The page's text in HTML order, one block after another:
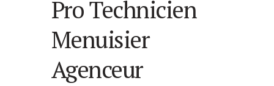
Pro Technicien
Menuisier
Agenceur